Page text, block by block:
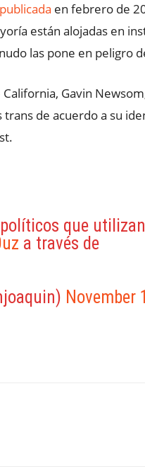
publicada en febrero de
están alojadas en
las pone en peligro
Gavin
de acuerdo a su
que
a través de
November